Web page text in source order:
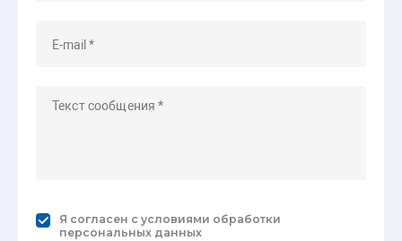
Я согласен с условиями обработки
персональных данных